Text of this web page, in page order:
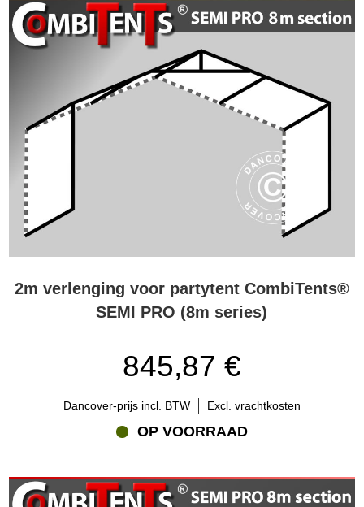
2m verlenging voor partytent CombiTents®
SEMI PRO (8m series)
845,87 €
Dancover-prijs incl. BTW Excl. vrachtkosten
OP VOORRAAD